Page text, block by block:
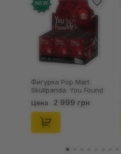
NEW
Фигурка Pop Mart:
Skullpanda: You Found
Me!: Plush Doll Pendant
Series (Blind Box: 1 з
10) (Secret Edition),
(29347)
Цена 2 999 грн